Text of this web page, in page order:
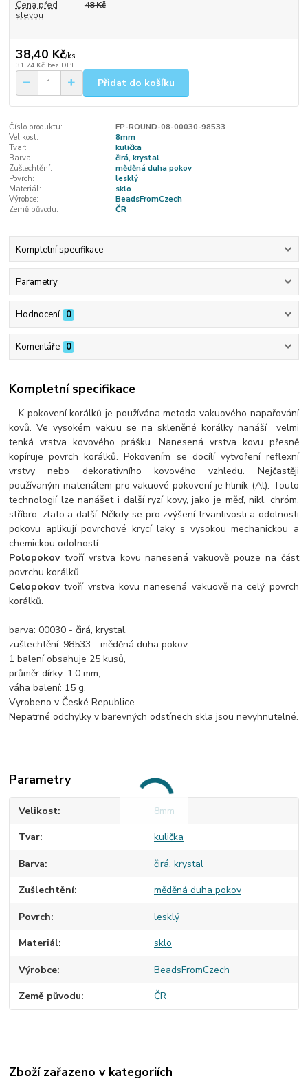
Cena před
slevou
48 Kč
38,40 Kč/ks
31,74 Kč bez DPH
Přidat do košíku
Číslo produktu:
FP-ROUND-08-00030-98533
Velikost:
8mm
Tvar:
kulička
Barva:
čirá, krystal
Zušlechtění:
měděná duha pokov
Povrch:
lesklý
Materiál:
sklo
Výrobce:
BeadsFromCzech
Země původu:
ČR
Kompletní specifikace
Parametry
Hodnocení 0
Komentáře 0
Kompletní specifikace
K pokovení korálků je používána metoda vakuového napařování
kovů. Ve vysokém vakuu se na skleněné korálky nanáší velmi
tenká vrstva kovového prášku. Nanesená vrstva kovu přesně
kopíruje povrch korálků. Pokovením se docílí vytvoření reflexní
vrstvy nebo dekorativního kovového vzhledu. Nejčastěji
používaným materiálem pro vakuové pokovení je hliník (Al). Touto
technologií lze nanášet i další ryzí kovy, jako je měď, nikl, chróm,
stříbro, zlato a další. Někdy se pro zvýšení trvanlivosti a odolnosti
pokovu aplikují povrchové krycí laky s vysokou mechanickou a
chemickou odolností.
Polopokovtvoří vrstva kovu nanesená vakuově pouze na část
povrchu korálků.
Celopokovtvoří vrstva kovu nanesená vakuově na celý povrch
korálků.
barva: 00030 - čirá, krystal,
zušlechtění: 98533 - měděná duha pokov,
1 balení obsahuje 25 kusů,
průměr dírky: 1.0 mm,
váha balení: 15 g,
Vyrobeno v České Republice.
Nepatrné odchylky v barevných odstínech skla jsou nevyhnutelné.
Parametry
Velikost 8mm
Tvar kulička
Barva čirá, krystal
Zušlechtění měděná duha pokov
Povrch lesklý
Materiál sklo
Výrobce BeadsFromCzech
Země původu ČR
Zboží zařazeno v kategoriích